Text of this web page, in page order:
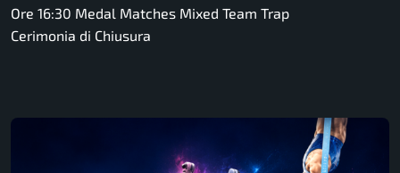
Ore 16:30 Medal Matches Mixed Team Trap
Cerimonia di Chiusura